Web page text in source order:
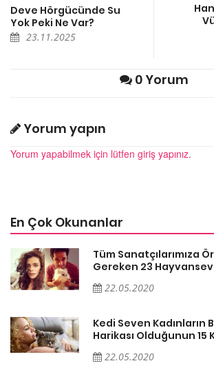
Deve Hörgücünde Su
Yok Peki Ne Var?
23.11.2025
0 Yorum
Yorum yapın
Yorum yapabilmek için lütfen giriş yapınız.
En Çok Okunanlar
Tüm Sanatçılarımıza
Gereken 23
22.05.2020
Kedi Seven Kadınların
Harikası Olduğunun 15
22.05.2020